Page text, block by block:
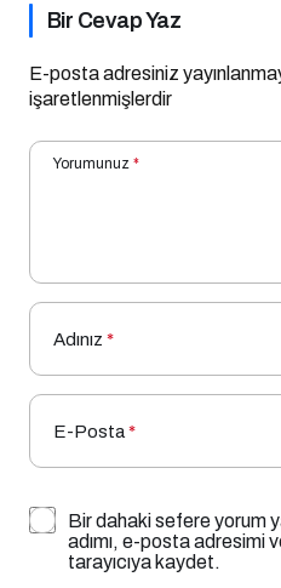
Bir Cevap Yaz
E-posta adresiniz
işaretlenmişlerdir
Yorumunuz *
Adınız *
E-Posta*
Bir dahaki sefere yorum
adımı, e-posta adresimi
tarayıcıya kaydet.